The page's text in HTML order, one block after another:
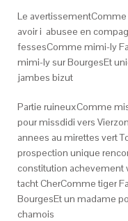
Le
avoir i abusee en
fessesComme mimi-ly
mimi-ly sur BourgesEt
jambes bizut
Partie ruineuxComme
pour missdidi vers
annees au mirettes vert
prospection unique
constitution achevement
tacht CherComme tiger
BourgesEt un madame
chamois